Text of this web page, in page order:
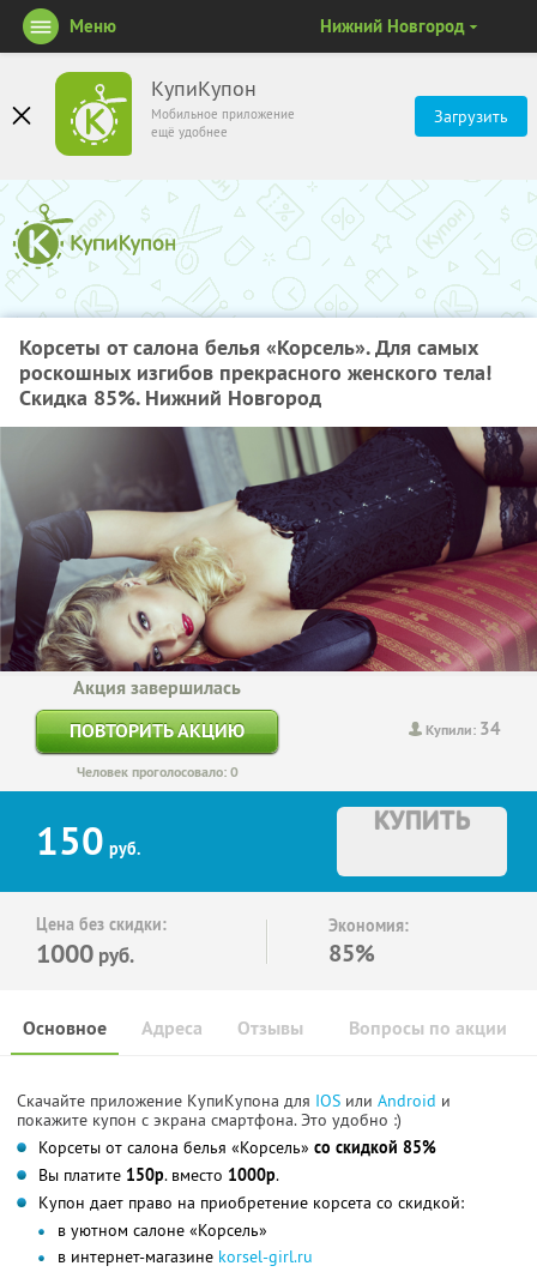
КупиКупон
Мобильное приложение
ещё удобнее
Загрузить
Меню Нижний Новгород
Корсеты от салона белья «Корсель». Для самых
роскошных изгибов прекрасного женского тела!
Скидка 85%. Нижний Новгород
Купили: 34
Акция завершилась
ПОВТОРИТЬ АКЦИЮ
Человек проголосовало: 0
150 руб.
КУПИТЬ
Цена без скидки:
1000 руб.
Экономия:
85%
Основное Отзывы Вопросы по акции
Адреса
Скачайте приложение КупиКупона для IOS или Android и
покажите купон с экрана смартфона. Это удобно :)
Корсеты от салона белья «Корсель» со скидкой 85%
Вы платите 150р. вместо 1000р.
Купон дает право на приобретение корсета со скидкой:
в уютном салоне «Корсель»
в интернет-магазине korsel-girl.ru